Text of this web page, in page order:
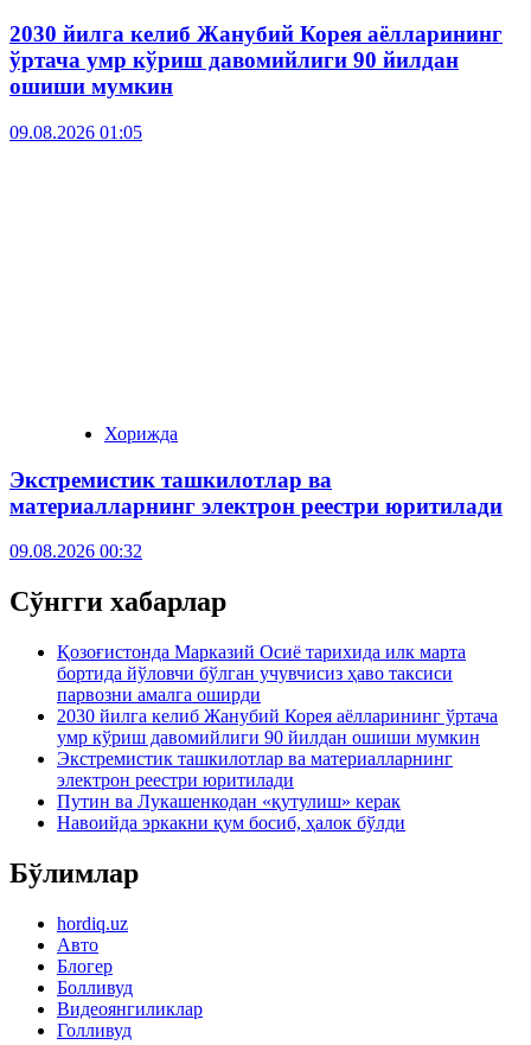
2030 йилга келиб Жанубий Корея аёлларининг
ўртача умр кўриш давомийлиги 90 йилдан
ошиши мумкин
09.08.2026 01:05
Хорижда
Экстремистик ташкилотлар ва
материалларнинг электрон реестри юритилади
09.08.2026 00:32
Сўнгги хабарлар
Қозоғистонда Марказий Осиё тарихида илк марта
бортида йўловчи бўлган учувчисиз ҳаво таксиси
парвозни амалга оширди
2030 йилга келиб Жанубий Корея аёлларининг ўртача
умр кўриш давомийлиги 90 йилдан ошиши мумкин
Экстремистик ташкилотлар ва материалларнинг
электрон реестри юритилади
Путин ва Лукашенкодан «қутулиш» керак
Навоийда эркакни қум босиб, ҳалок бўлди
Бўлимлар
hordiq.uz
Авто
Блогер
Болливуд
Видеоянгиликлар
Голливуд